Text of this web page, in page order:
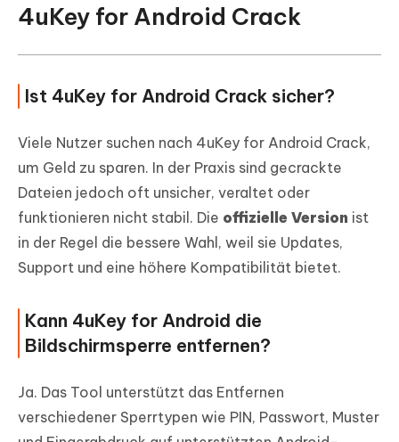
4uKey for Android Crack
Ist 4uKey for Android Crack sicher?
Viele Nutzer suchen nach 4uKey for Android Crack,
um Geld zu sparen. In der Praxis sind gecrackte
Dateien jedoch oft unsicher, veraltet oder
funktionieren nicht stabil. Die offizielle Version ist
in der Regel die bessere Wahl, weil sie Updates,
Support und eine höhere Kompatibilität bietet.
Kann 4uKey for Android die
Bildschirmsperre entfernen?
Ja. Das Tool unterstützt das Entfernen
verschiedener Sperrtypen wie PIN, Passwort, Muster